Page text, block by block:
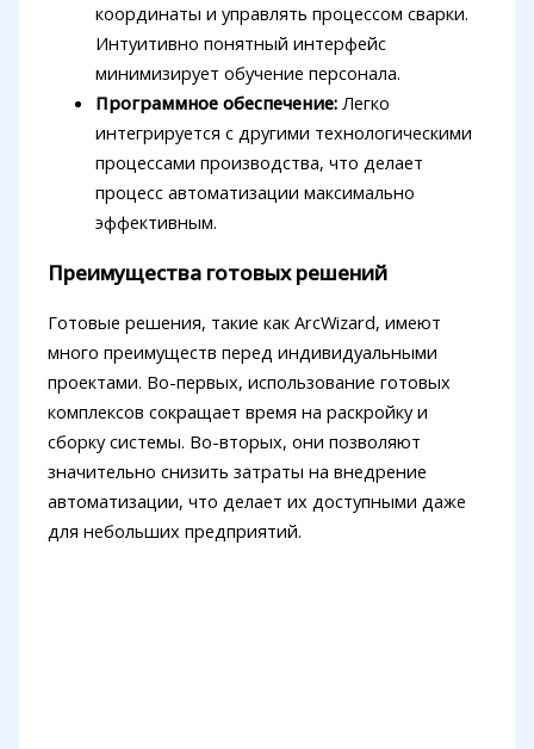
координаты и управлять процессом сварки.
Интуитивно понятный интерфейс
минимизирует обучение персонала.
Программное обеспечение:Легко
интегрируется с другими технологическими
процессами производства, что делает
процесс автоматизации максимально
эффективным.
Преимущества готовых решений
Готовые решения, такие как ArcWizard, имеют
много преимуществ перед индивидуальными
проектами. Во-первых, использование готовых
комплексов сокращает время на раскройку и
сборку системы. Во-вторых, они позволяют
значительно снизить затраты на внедрение
автоматизации, что делает их доступными даже
для небольших предприятий.